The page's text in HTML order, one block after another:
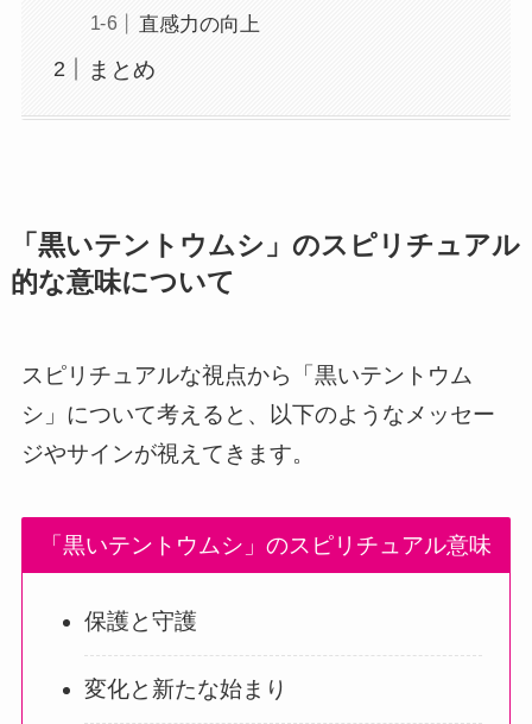
直感力の向上
まとめ
「黒いテントウムシ」のスピリチュアル
的な意味について
スピリチュアルな視点から「黒いテントウム
シ」について考えると、以下のようなメッセー
ジやサインが視えてきます。
「黒いテントウムシ」のスピリチュアル意味
保護と守護
変化と新たな始まり